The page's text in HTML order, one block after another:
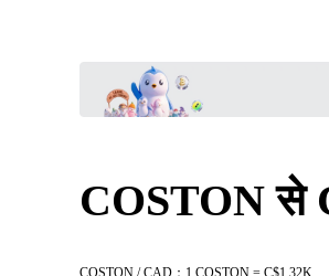
COSTON से
COSTON / CAD：1 COSTON = C$1.32K